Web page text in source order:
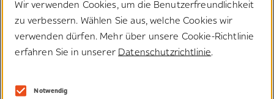
Artikel teilen
Wir verwenden Cookies, um die Benutzerfreundlichkeit
zu verbessern. Wählen Sie aus, welche Cookies wir
verwenden dürfen. Mehr über unsere Cookie-Richtlinie
erfahren Sie in unserer Datenschutzrichtlinie.
Notwendig